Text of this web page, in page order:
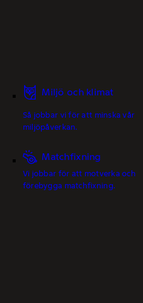
Miljö och klimat
Så jobbar vi för att minska vår
miljöpåverkan.
Matchfixning
Vi jobbar för att motverka och
förebygga matchfixning.